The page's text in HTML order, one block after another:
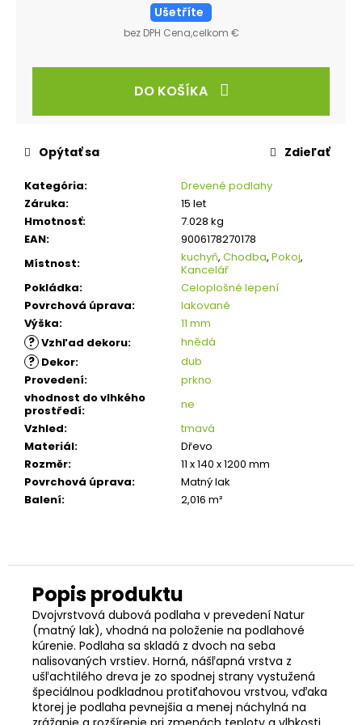
Ušetříte
bez DPH Cena,celkom €
DO KOŠÍKA
Kategória:
Drevené podlahy
Záruka:
15 let
Hmotnosť:
7.028 kg
EAN:
9006178270178
Místnost: kuchyň, Chodba, Pokoj,
Kancelář
Pokládka:
Celoplošné lepení
Povrchová úprava:
lakované
Výška: 11 mm
? Vzhľad dekoru: hnědá
? Dekor:
dub
Provedení:
prkno
vhodnost do vlhkého
prostředí:
ne
Vzhled:
tmavá
Materiál:
Dřevo
Rozměr:
11 x 140 x 1200 mm
Povrchová úprava:
Matný lak
Balení: 2,016 m²
Opýtať sa Zdieľať
Dvojvrstvová dubová podlaha v prevedení Natur
(matný lak), vhodná na položenie na podlahové
kúrenie. Podlaha sa skladá z dvoch na seba
nalisovaných vrstiev. Horná, nášľapná vrstva z
ušľachtilého dreva je zo spodnej strany vystužená
špeciálnou podkladnou protiťahovou vrstvou, vďaka
ktorej je podlaha pevnejšia a menej náchylná na